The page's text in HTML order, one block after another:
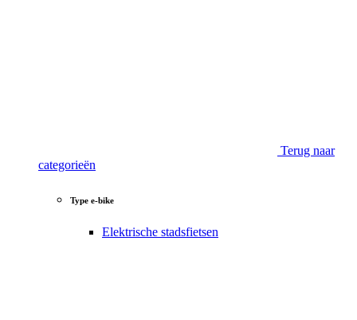
Terug naar
categorieën
Type e-bike
Elektrische stadsfietsen